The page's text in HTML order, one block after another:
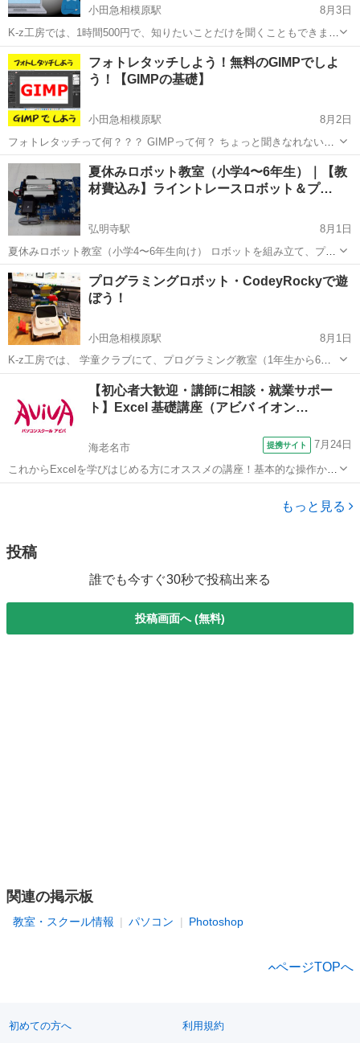
小田急相模原駅
8月3日
K-z工房では、1時間500円で、知りたいことだけを聞くこともできま
す。 「サイトに登録したいんだけど、途中までは行くのに、先に進め
ない」 「エクセルは、だいたい分かるんだけど、vlook関数だけわから
ない」 「ワ...
神奈川 相模原市 小田急相模原駅 Windows総合
フォトレタッチしよう！無料のGIMPでしよ
う！【GIMPの基礎】
小田急相模原駅
8月2日
フォトレタッチって何？？？ GIMPって何？ ちょっと聞きなれない言
葉という方も多いと思います。 フォトレタッチとは、写真の編集や補
正のことを言います。 例えば、印刷業にいたとき、旅行の本を担当す
ると、板前さ...
神奈川 相模原市 小田急相模原駅 Webデザイナー GIMP
夏休みロボット教室（小学4〜6年生）｜【教
材費込み】ライントレースロボット＆プ…
弘明寺駅
8月1日
夏休みロボット教室（小学4〜6年生向け） ロボットを組み立て、プロ
グラミングして、実際に走らせる体験講座です。 ▼ライントレースの
短い動画はこちら https://youtu.be/co5L9v-THOc 初...
神奈川 横浜市 弘明寺駅 プログラミング
プログラミングロボット・CodeyRockyで遊
ぼう！
小田急相模原駅
8月1日
K-z工房では、 学童クラブにて、プログラミング教室（1年生から6年
生）の講師を 放課後デーサービスにて、パソコン教室（4歳～）の講
師を行っています。 「パソコンを楽しく使う」「パソコンを楽しく覚
える」を心掛けて教...
相模原市 小田急相模原駅 プログラミング 工房
【初心者大歓迎・講師に相談・就業サポー
ト】Excel 基礎講座（アビバ イオン…
海老名市 提携サイト 7月24日
これからExcelを学びはじめる方にオススメの講座！基本的な操作から
関数やグラフ作成など、表計算ソフトであるExcelの醍醐味を学ぶ事が
もっと見る
投稿
誰でも今すぐ30秒で投稿出来る
投稿画面へ (無料)
関連の掲示板
教室・スクール情報 パソコン Photoshop
ページTOPへ
初めての方へ 利用規約